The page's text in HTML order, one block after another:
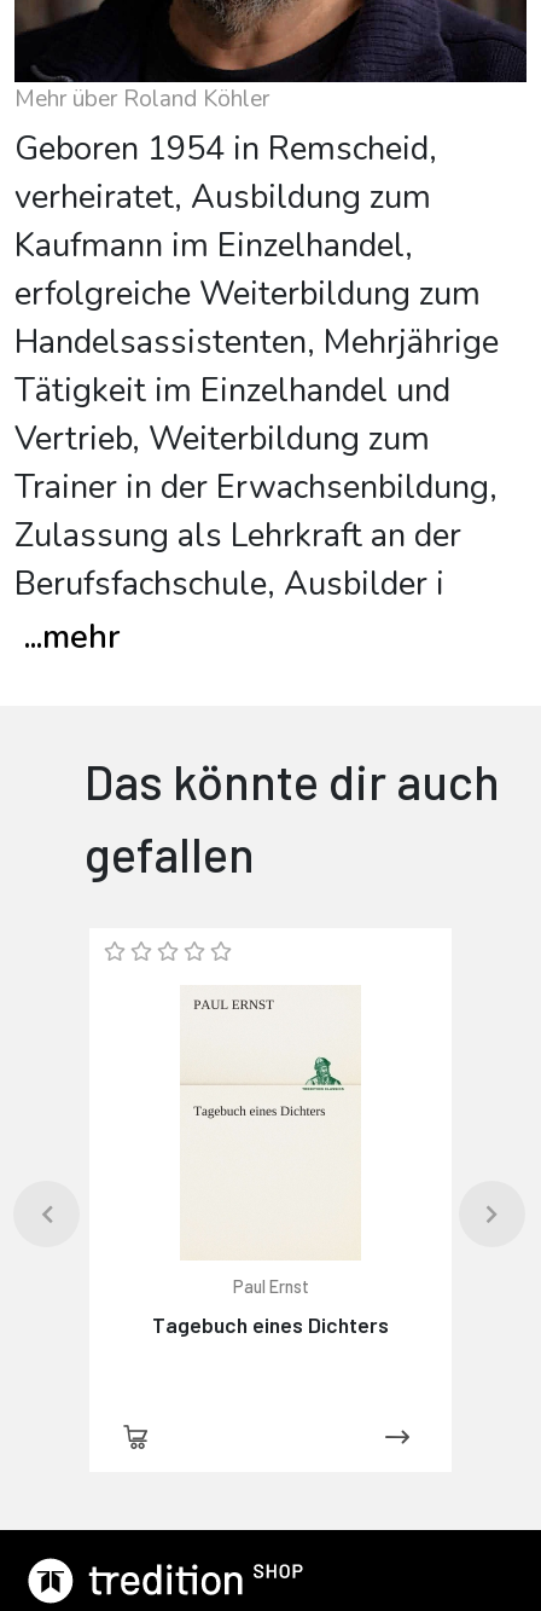
Mehr über Roland Köhler
Geboren 1954 in Remscheid,
verheiratet, Ausbildung zum
Kaufmann im Einzelhandel,
erfolgreiche Weiterbildung zum
Handelsassistenten, Mehrjährige
Tätigkeit im Einzelhandel und
Vertrieb, Weiterbildung zum
Trainer in der Erwachsenbildung,
Zulassung als Lehrkraft an der
Berufsfachschule, Ausbilder i
...mehr
Das könnte dir auch
gefallen
Paul Ernst
Tagebuch eines Dichters